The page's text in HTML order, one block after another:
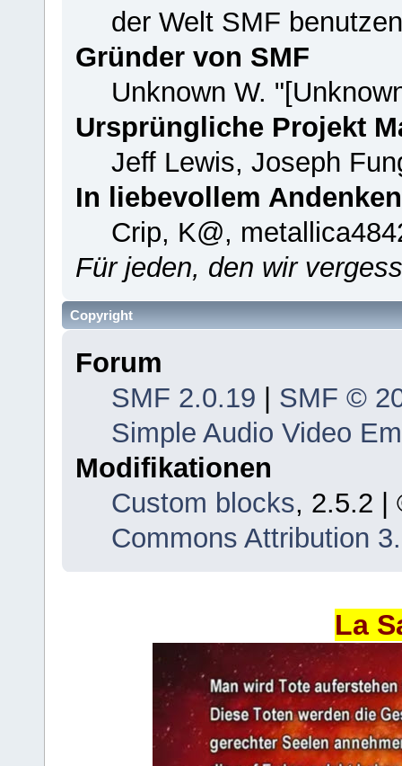
der Welt SMF
Gründer von SMF
Unknown W.
Ursprüngliche Projekt
Jeff Lewis, Joseph
In liebevollem
Crip, K@,
Für jeden, den wir
Copyright
Forum
SMF 2.0.19
SMF ©
Simple Audio Video
Modifikationen
Custom blocks, 2.5.2 |
Commons Attribution
La